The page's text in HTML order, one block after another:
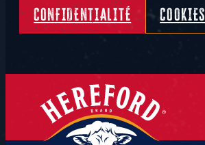
CONFIDENTIALITÉ COOKIES